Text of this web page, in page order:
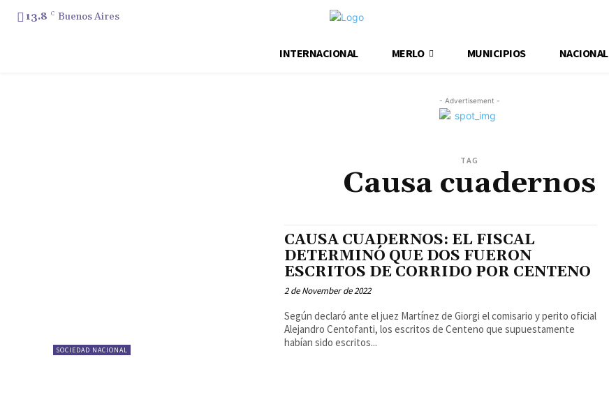
13.8 C Buenos Aires
INTERNACIONAL MERLO MUNICIPIOS NACIONAL
- Advertisement -
TAG
Causa cuadernos
SOCIEDAD NACIONAL
CAUSA CUADERNOS: EL FISCAL
DETERMINÓ QUE DOS FUERON
ESCRITOS DE CORRIDO POR CENTENO
2 de November de 2022
Según declaró ante el juez Martínez de Giorgi el comisario y perito oficial
Alejandro Centofanti, los escritos de Centeno que supuestamente
habían sido escritos...